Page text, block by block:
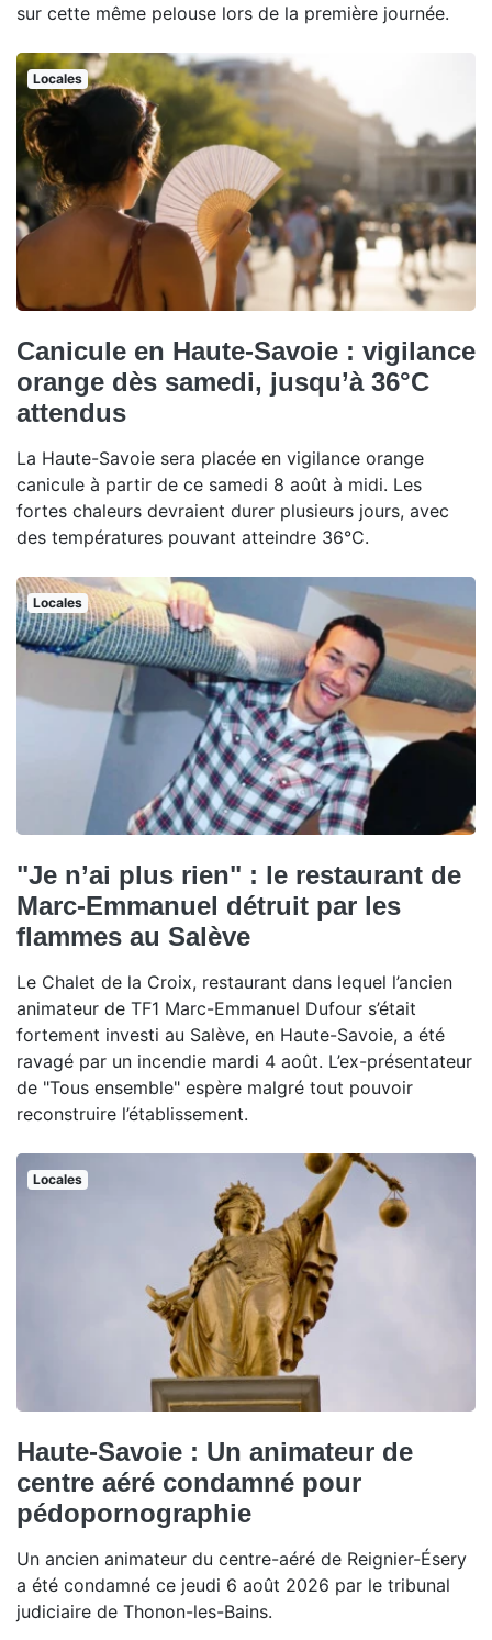
sur cette même pelouse lors de la première journée.
Locales
Canicule en Haute-Savoie : vigilance
orange dès samedi, jusqu’à 36°C
attendus
La Haute-Savoie sera placée en vigilance orange
canicule à partir de ce samedi 8 août à midi. Les
fortes chaleurs devraient durer plusieurs jours, avec
des températures pouvant atteindre 36°C.
Locales
"Je n’ai plus rien" : le restaurant de
Marc-Emmanuel détruit par les
flammes au Salève
Le Chalet de la Croix, restaurant dans lequel l’ancien
animateur de TF1 Marc-Emmanuel Dufour s’était
fortement investi au Salève, en Haute-Savoie, a été
ravagé par un incendie mardi 4 août. L’ex-présentateur
de "Tous ensemble" espère malgré tout pouvoir
reconstruire l’établissement.
Locales
Haute-Savoie : Un animateur de
centre aéré condamné pour
pédopornographie
Un ancien animateur du centre-aéré de Reignier-Ésery
a été condamné ce jeudi 6 août 2026 par le tribunal
judiciaire de Thonon-les-Bains.